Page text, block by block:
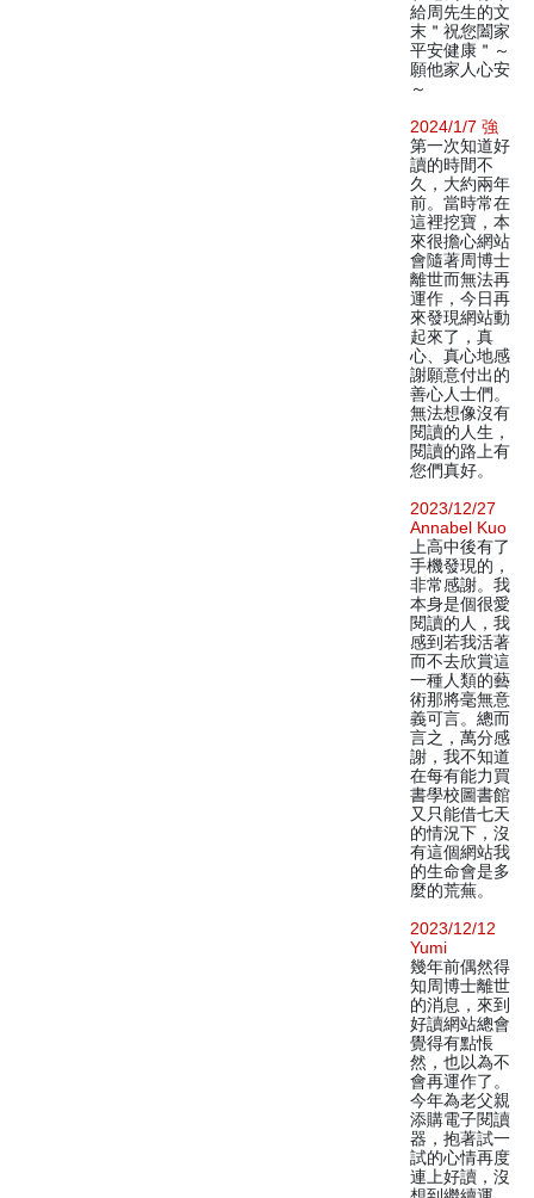
給周先生的文
末＂祝您闔家
平安健康＂～
願他家人心安
～
2024/1/7 強
第一次知道好
讀的時間不
久，大約兩年
前。當時常在
這裡挖寶，本
來很擔心網站
會隨著周博士
離世而無法再
運作，今日再
來發現網站動
起來了，真
心、真心地感
謝願意付出的
善心人士們。
無法想像沒有
閱讀的人生，
閱讀的路上有
您們真好。
2023/12/27
Annabel Kuo
上高中後有了
手機發現的，
非常感謝。我
本身是個很愛
閱讀的人，我
感到若我活著
而不去欣賞這
一種人類的藝
術那將毫無意
義可言。總而
言之，萬分感
謝，我不知道
在每有能力買
書學校圖書館
又只能借七天
的情況下，沒
有這個網站我
的生命會是多
麼的荒蕪。
2023/12/12
Yumi
幾年前偶然得
知周博士離世
的消息，來到
好讀網站總會
覺得有點悵
然，也以為不
會再運作了。
今年為老父親
添購電子閱讀
器，抱著試一
試的心情再度
連上好讀，沒